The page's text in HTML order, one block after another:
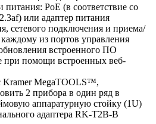
PoE (в соответствие со
или адаптер питания
сетевого подключения и приема/
из портов управления
встроенного ПО
при помощи встроенных веб-
Kramer MegaTOOLS™,
2 прибора в один ряд в
аппаратурную стойку (1U)
адаптера RK-T2B-B